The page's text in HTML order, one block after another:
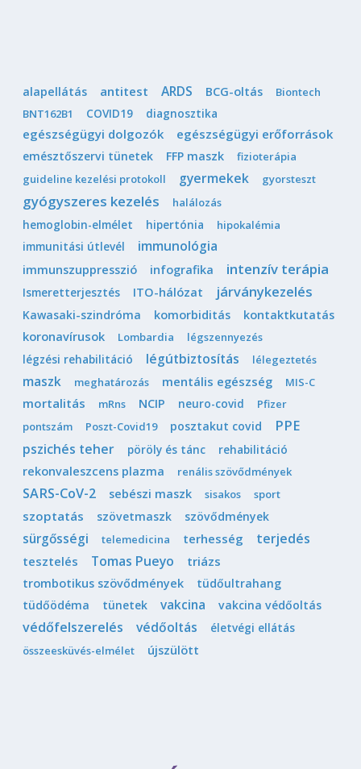
alapellátás antitest ARDS BCG-oltás
Biontech
BNT162B1
COVID19 diagnosztika
egészségügyi dolgozók egészségügyi erőforrások
emésztőszervi tünetek FFP maszk
fizioterápia
guideline kezelési protokoll
gyermekek gyorsteszt
gyógyszeres kezelés halálozás
hemoglobin-elmélet hipertónia hipokalémia
immunitási útlevél immunológia
immunszuppresszió infografika intenzív terápia
Ismeretterjesztés ITO-hálózat járványkezelés
Kawasaki-szindróma komorbiditás kontaktkutatás
koronavírusok Lombardia légszennyezés
légzési rehabilitáció légútbiztosítás lélegeztetés
maszk meghatározás mentális egészség MIS-C
mortalitás mRns NCIP neuro-covid
Pfizer
pontszám
Poszt-Covid19 posztakut covid
PPE
pszichés teher
pöröly és tánc
rehabilitáció
rekonvaleszcens plazma
renális szövődmények
SARS-CoV-2 sebészi maszk sisakos sport
szoptatás szövetmaszk szövődmények
sürgősségi telemedicina terhesség terjedés
tesztelés Tomas Pueyo triázs
trombotikus szövődmények
tüdőultrahang
tüdőödéma
tünetek vakcina vakcina védőoltás
védőfelszerelés védőoltás életvégi ellátás
összeesküvés-elmélet újszülött